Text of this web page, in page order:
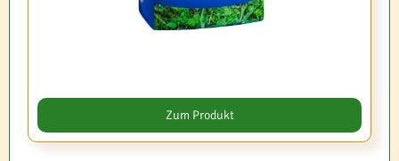
Zum Produkt